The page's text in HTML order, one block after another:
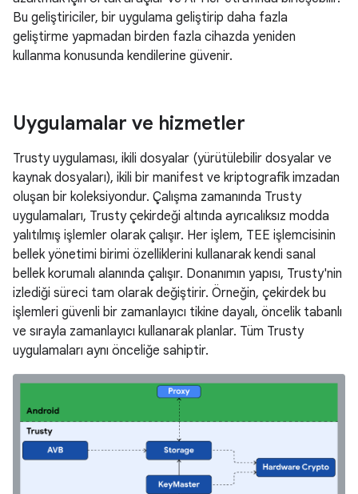
Bu geliştiriciler, bir uygulama geliştirip daha fazla
geliştirme yapmadan birden fazla cihazda yeniden
kullanma konusunda kendilerine güvenir.
Uygulamalar ve hizmetler
Trusty uygulaması, ikili dosyalar (yürütülebilir dosyalar ve
kaynak dosyaları), ikili bir manifest ve kriptografik imzadan
oluşan bir koleksiyondur. Çalışma zamanında Trusty
uygulamaları, Trusty çekirdeği altında ayrıcalıksız modda
yalıtılmış işlemler olarak çalışır. Her işlem, TEE işlemcisinin
bellek yönetimi birimi özelliklerini kullanarak kendi sanal
bellek korumalı alanında çalışır. Donanımın yapısı, Trusty'nin
izlediği süreci tam olarak değiştirir. Örneğin, çekirdek bu
işlemleri güvenli bir zamanlayıcı tikine dayalı, öncelik tabanlı
ve sırayla zamanlayıcı kullanarak planlar. Tüm Trusty
uygulamaları aynı önceliğe sahiptir.